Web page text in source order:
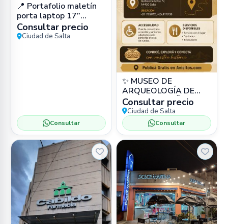
📍 Portafolio maletín
porta laptop 17”
impermeable (cuero
PU) en Zona Sur, Salta
Consultar precio
Ciudad de Salta
Consultar
✨ MUSEO DE
ARQUEOLOGÍA DE
ALTA MONTAÑA
(MAAM) 📍 Bartolomé
Mitre 77, Salta 🏛️
Museo
Consultar precio
Ciudad de Salta
Consultar